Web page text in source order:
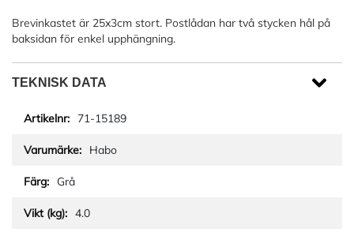
Brevinkastet är 25x3cm stort. Postlådan har två stycken hål på
baksidan för enkel upphängning.
TEKNISK DATA
71-15189
Habo
Grå
4.0